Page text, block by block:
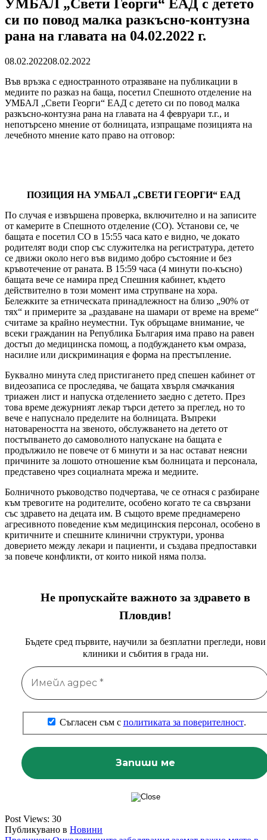
УМБАЛ „Свети Георги“ ЕАД с детето
си по повод малка разкъсно-контузна
рана на главата на 04.02.2022 г.
08.02.202208.02.2022
Във връзка с едностранното отразяване на публикации в
медиите по разказ на баща, посетил Спешното отделение на
УМБАЛ „Свети Георги“ ЕАД с детето си по повод малка
разкъсно-контузна рана на главата на 4 февруари т.г., и
непотърсено мнение от болницата, изпращаме позицията на
лечебното мнение като право на отговор:
ПОЗИЦИЯ НА УМБАЛ „СВЕТИ ГЕОРГИ“ ЕАД
По случая е извършена проверка, включително и на записите
от камерите в Спешното отделение (СО). Установи се, че
бащата е посетил СО в 15:55 часа като е видно, че докато
родителят води спор със служителка на регистратура, детето
се движи около него във видимо добро състояние и без
кръвотечение от раната. В 15:59 часа (4 минути по-късно)
бащата вече се намира пред Спешния кабинет, където
действително в този момент има струпване на хора.
Бележките за етническата принадлежност на близо „90% от
тях“ и примерите за „раздаване на шамари от време на време“
считаме за крайно неуместни. Тук обръщаме внимание, че
всеки гражданин на Република България има право на равен
достъп до медицинска помощ, а подбуждането към омраза,
насилие или дискриминация е форма на престъпление.
Буквално минута след пристигането пред спешен кабинет от
видеозаписа се проследява, че бащата хвърля смачкания
триажен лист и напуска отделението заедно с детето. През
това време дежурният лекар търси детето за преглед, но то
вече е напуснало пределите на болницата. Въпреки
натовареността на звеното, обслужването на детето от
постъпването до самоволното напускане на бащата е
продължило не повече от 6 минути и за нас остават неясни
причините за лошото отношение към болницата и персонала,
представено чрез социалната мрежа и медиите.
Болничното ръководство подчертава, че се отнася с разбиране
към тревогите на родителите, особено когато те са свързани
със здравето на децата им. В същото време преднамерено
агресивното поведение към медицинския персонал, особено в
критичните и спешните клинични структури, уронва
доверието между лекари и пациенти, и създава предпоставки
за повече конфликти, от които никой няма полза.
Не пропускайте важното за здравето в
Пловдив!
Бъдете сред първите, научили за безплатни прегледи, нови
клиники и събития в града ни.
Съгласен съм с политиката за поверителност.
Post Views: 30
Публикувано в Новини